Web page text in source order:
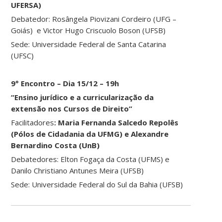
UFERSA)
Debatedor: Rosângela Piovizani Cordeiro (UFG –
Goiás) e Victor Hugo Criscuolo Boson (UFSB)
Sede: Universidade Federal de Santa Catarina
(UFSC)
9° Encontro – Dia 15/12 – 19h
“Ensino jurídico e a curricularização da
extensão nos Cursos de Direito”
Facilitadores: Maria Fernanda Salcedo Repolês
(Pólos de Cidadania da UFMG) e Alexandre
Bernardino Costa (UnB)
Debatedores: Elton Fogaça da Costa (UFMS) e
Danilo Christiano Antunes Meira (UFSB)
Sede: Universidade Federal do Sul da Bahia (UFSB)